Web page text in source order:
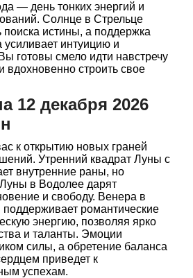
— день тонких энергий и
Солнце в Стрельце
поиска истины, а поддержка
интуицию и
готовы смело идти навстречу
вдохновенно строить свое
12 декабря 2026
к открытию новых граней
Утренний квадрат Луны с
внутренние раны, но
в Водолее дарят
и свободу. Венера в
романтические
энергию, позволяя ярко
и таланты. Эмоции
силы, а обретение баланса
приведет к
успехам.